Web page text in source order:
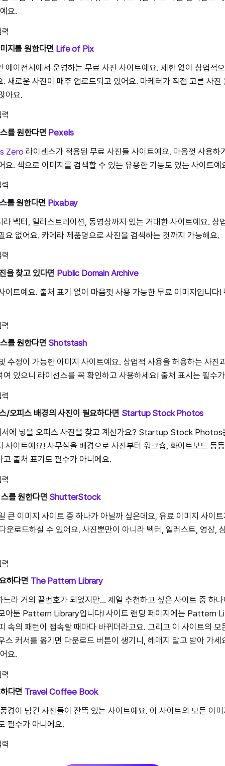
요.
지를 원한다면 Life of Pix
에이전시에서 운영하는 무료 사진 사이트예요. 제한 없이 상업적
. 새로운 사진이 매주 업로드되고 있어요. 마케터가 직접 고른 사진
아요.
를 원한다면 Pexels
Zero 라이센스가 적용된 무료 사진들 사이트예요. 마음껏 사용하
요. 색으로 이미지를 검색할 수 있는 유용한 기능도 있는 사이트예
를 원한다면 Pixabay
라 벡터, 일러스트레이션, 동영상까지 있는 거대한 사이트예요. 상
요 없어요. 카메라 제품명으로 사진을 검색하는 것까지 가능해요.
을 찾고 있다면 Public Domain Archive
이트예요. 출처 표기 없이 마음껏 사용 가능한 무료 이미지입니다!
를 원한다면 Shotstash
수정이 가능한 이미지 사이트예요. 상업적 사용을 허용하는 사진
여 있으니 라이선스를 꼭 확인하고 사용하세요! 출처 표시는 필수
/오피스 배경의 사진이 필요하다면 Startup Stock Photos
서에 넣을 오피스 사진을 찾고 계신가요? Startup Stock Photos
사이트예요! 사무실을 배경으로 사진부터 워크숍, 화이트보드 등
출처 표기도 필수가 아니에요.
를 원한다면 ShutterStock
큰 이미지 사이트 중 하나가 아닐까 싶은데요, 유료 이미지 사이
운로드하실 수 있어요. 사진뿐만이 아니라 벡터, 일러스트, 영상,
하다면 The Pattern Library
느라 거의 끝번호가 되었지만... 제일 추천하고 싶은 사이트 중 하
아둔 Pattern Library입니다! 사이트 랜딩 페이지에는 Pattern
속의 패턴이 접속할 때마다 바뀌더라고요. 그리고 이 사이트의 모
스 커서를 옮기면 다운로드 버튼이 생기니, 헤매지 말고 받아 가세
요.
다면 Travel Coffee Book
경이 담긴 사진들이 잔뜩 있는 사이트예요. 이 사이트의 모든 이
필수가 아니에요.